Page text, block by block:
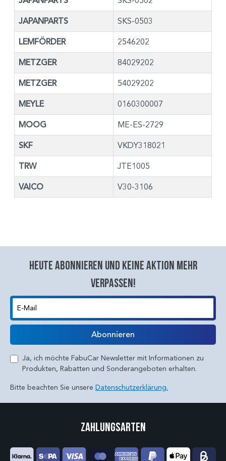
JAPANPARTS SKS-0503
LEMFÖRDER 2546202
METZGER 84029202
METZGER 54029202
MEYLE 0160300007
MOOG ME-ES-2729
SKF VKDY318021
TRW JTE1005
VAICO V30-3106
Heute abonnieren und keine aktion mehr
verpassen!
E-Mail
Abonnieren
Ja, ich möchte FabuCar Newsletter mit Informationen zu
Produkten, Rabatten und Sonderangeboten erhalten.
Bitte beachten Sie unsere Datenschutzerklärung.
Zahlungsarten